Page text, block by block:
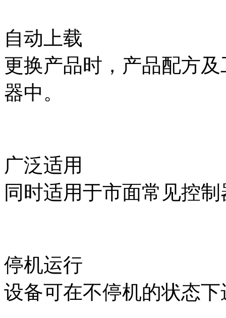
自动上载
更换产品时，产品配方
器中。
广泛适用
同时适用于市面常见控
停机运行
设备可在不停机的状态